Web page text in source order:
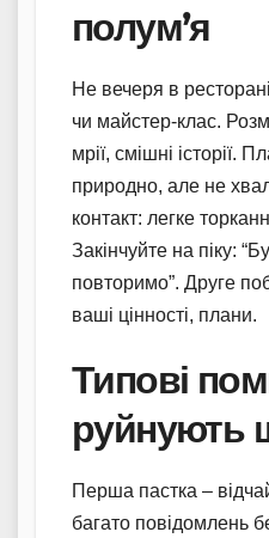
полум’я
Не вечеря в
чи майстер-клас.
мрії, смішні історії.
природно, але не
контакт: легке
Закінчуйте на піку:
повторимо”. Друге
ваші цінності, плани.
Типові
руйнують
Перша пастка –
багато повідомлень